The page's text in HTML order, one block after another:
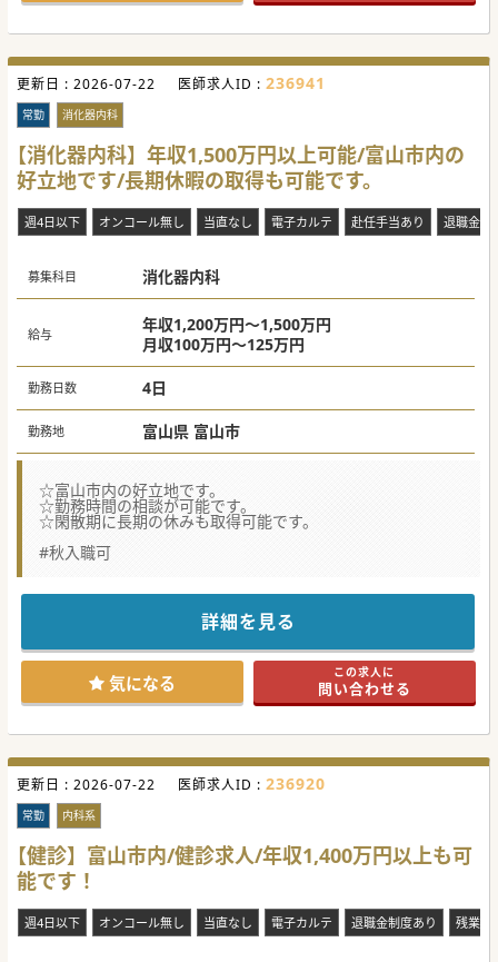
更新日 : 2026-07-22 医師求人ID : 236941
常勤 消化器内科
【消化器内科】年収1,500万円以上可能/富山市内の
好立地です/長期休暇の取得も可能です。
週4日以下 オンコール無し 当直なし 電子カルテ 赴任手当あり 退職金制
募集科目 消化器内科
給与
年収1,200万円～1,500万円
月収100万円～125万円
勤務日数 4日
勤務地 富山県 富山市
☆富山市内の好立地です。
☆勤務時間の相談が可能です。
☆閑散期に長期の休みも取得可能です。
#秋入職可
詳細を見る
気になる この求人に
問い合わせる
更新日 : 2026-07-22 医師求人ID : 236920
常勤 内科系
【健診】富山市内/健診求人/年収1,400万円以上も可
能です！
週4日以下 オンコール無し 当直なし 電子カルテ 退職金制度あり 残業な